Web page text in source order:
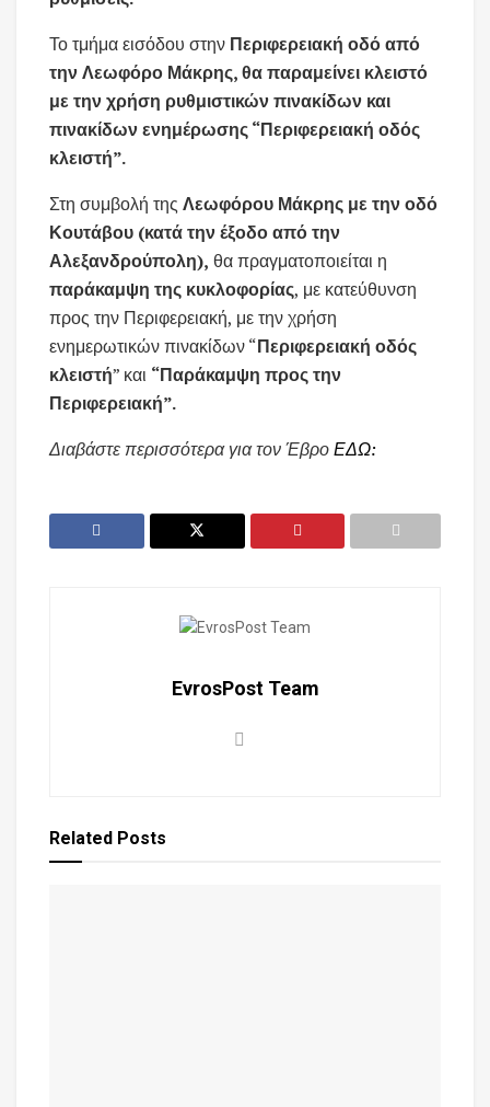
Το τμήμα εισόδου στην Περιφερειακή οδό από
την Λεωφόρο Μάκρης, θα παραμείνει κλειστό
με την χρήση ρυθμιστικών πινακίδων και
πινακίδων ενημέρωσης “Περιφερειακή οδός
κλειστή”.
Στη συμβολή της Λεωφόρου Μάκρης με την οδό
Κουτάβου (κατά την έξοδο από την
Αλεξανδρούπολη), θα πραγματοποιείται η
παράκαμψη της κυκλοφορίας, με κατεύθυνση
προς την Περιφερειακή, με την χρήση
ενημερωτικών πινακίδων “Περιφερειακή οδός
κλειστή” και “Παράκαμψη προς την
Περιφερειακή”.
Διαβάστε περισσότερα για τον ΈβροΕΔΩ:
EvrosPost Team
Related Posts